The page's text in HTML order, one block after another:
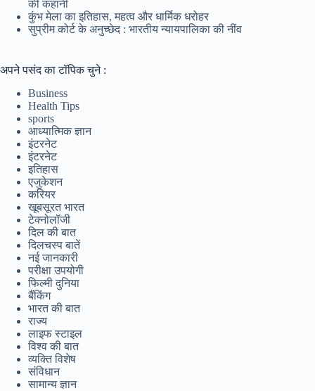
की कहानी
कुंभ मेला का इतिहास, महत्व और धार्मिक धरोहर
सुप्रीम कोर्ट के अनुच्छेद : भारतीय न्यायपालिका की नींव
अपने पसंद का टॉपिक चुने :
Business
Health Tips
sports
आध्यात्मिक ज्ञान
इंटरनेट
इंटरनेट
इतिहास
एजुकेशन
करियर
खूबसूरत भारत
टेक्नोलॉजी
दिल की बात
दिलचस्प बातें
नई जानकारी
परीक्षा उपयोगी
फिल्मी दुनिया
बैंकिंग
भारत की बात
राज्य
लाइफ स्टाइल
विश्व की बात
व्यक्ति विशेष
संविधान
सामान्य ज्ञान